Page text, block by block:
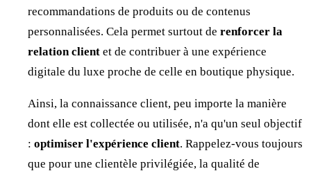
recommandations de produits ou de contenus
personnalisées. Cela permet surtout de renforcer la
relation client et de contribuer à une expérience
digitale du luxe proche de celle en boutique physique.
Ainsi, la connaissance client, peu importe la manière
dont elle est collectée ou utilisée, n'a qu'un seul objectif
: optimiser l'expérience client. Rappelez-vous toujours
que pour une clientèle privilégiée, la qualité de